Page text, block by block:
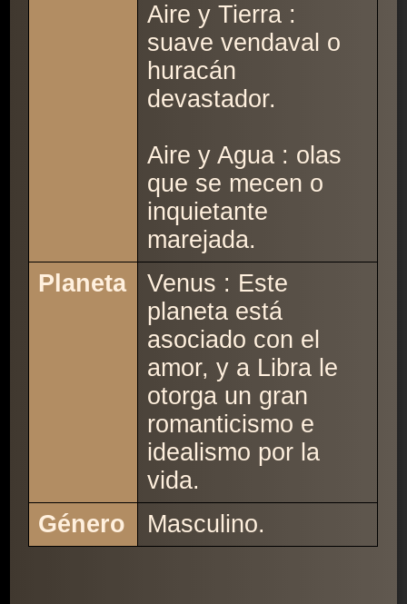
Aire y Tierra :
suave vendaval o
huracán
devastador.
Aire y Agua : olas
que se mecen o
inquietante
marejada.
Planeta
Venus : Este
planeta está
asociado con el
amor, y a Libra le
otorga un gran
romanticismo e
idealismo por la
vida.
Género
Masculino.